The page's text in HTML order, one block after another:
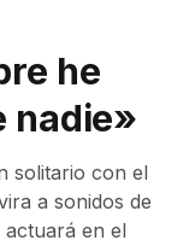
he
nadie»
solitario con el
a sonidos de
actuará en el